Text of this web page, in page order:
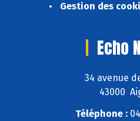
Gestion des
Echo
34 avenue
43000
Téléphone :